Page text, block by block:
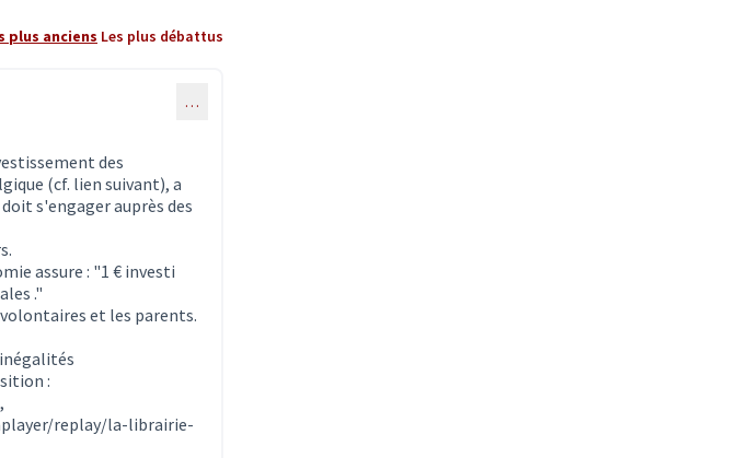
plus anciens Les plus débattus
…
des
(cf. lien suivant), a
s'engager auprès des
assure : "1 € investi
."
et les parents.
:
externe)
,
replay/la-librairie-